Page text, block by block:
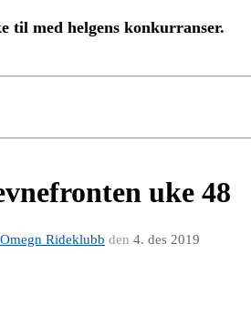
til med helgens konkurranser.
uke 48
Rideklubb den 4. des 2019